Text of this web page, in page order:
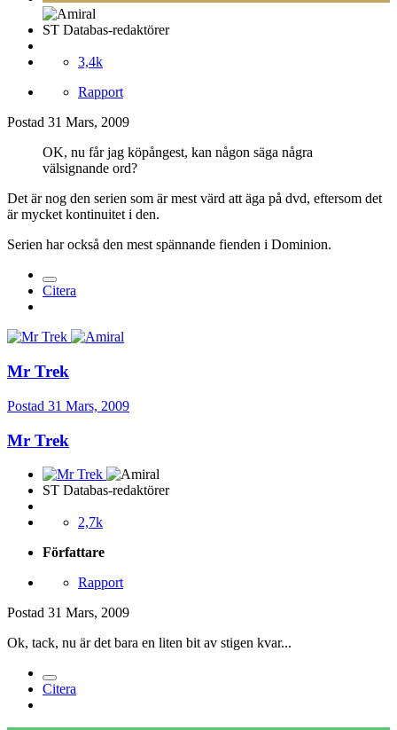
ST Databas-redaktörer
3,4k
Rapport
Postad 31 Mars, 2009
OK, nu får jag köpångest, kan någon säga några
välsignande ord?
Det är nog den serien som är mest värd att äga på dvd, eftersom det
är mycket kontinuitet i den.
Serien har också den mest spännande fienden i Dominion.
Citera
Mr Trek
Postad 31 Mars, 2009
Mr Trek
ST Databas-redaktörer
2,7k
Författare
Rapport
Postad 31 Mars, 2009
Ok, tack, nu är det bara en liten bit av stigen kvar...
Citera